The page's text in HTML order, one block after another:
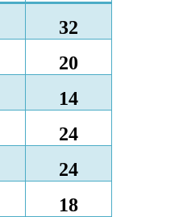
32
20
14
24
24
18